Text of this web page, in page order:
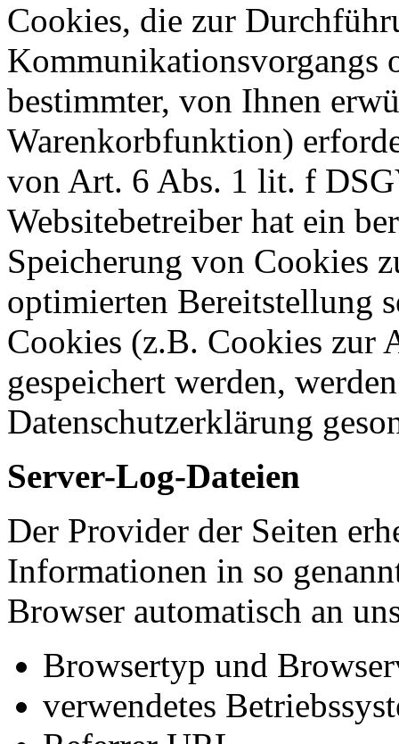
Cookies, die zur
Kommunikationsvorgangs
bestimmter, von Ihnen
Warenkorbfunktion)
von Art. 6 Abs. 1 lit. f
Websitebetreiber hat ein
Speicherung von Cookies
optimierten Bereitstellung
Cookies (z.B. Cookies zur
gespeichert werden,
Datenschutzerklärung
Server-Log-Dateien
Der Provider der Seiten
Informationen in so
Browser automatisch an
Browsertyp und
verwendetes